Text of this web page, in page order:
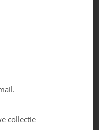
collectie